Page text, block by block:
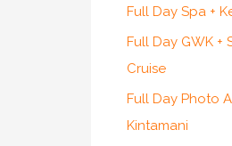
Full Day Spa +
Full Day GWK +
Cruise
Full Day Photo
Kintamani